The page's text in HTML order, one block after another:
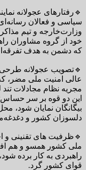
🔹رفتارهای عجولانه
سیاسی و فعالان
وزارت‌خارجه و تیم
خود از گروه مشاوران
که دشمن به هدف
🔹تصویب عجولانه
عالی امنیت ملی مضر،
مجریه نظام مجادلات
این دو قوه بر سر
بیگانگان نمایان شود،
دلسوزان کشور و
🔹ظرفیت های تقنینی و
ملی کشور همسو و هم
راهبردی به کار برده
قوای کشور گرد.